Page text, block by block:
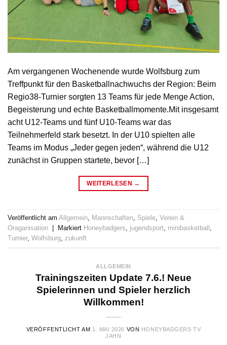
Am vergangenen Wochenende wurde Wolfsburg zum
Treffpunkt für den Basketballnachwuchs der Region: Beim
Regio38-Turnier sorgten 13 Teams für jede Menge Action,
Begeisterung und echte Basketballmomente.Mit insgesamt
acht U12-Teams und fünf U10-Teams war das
Teilnehmerfeld stark besetzt. In der U10 spielten alle
Teams im Modus „Jeder gegen jeden“, während die U12
zunächst in Gruppen startete, bevor […]
WEITERLESEN →
Veröffentlicht am Allgemein Mannschaften Spiele Verein &
Oraganisation
Markiert Honeybadgers jugendsport minibasketball
Turnier, Wolfsburg zukunft
ALLGEMEIN
Trainingszeiten Update 7.6.! Neue
Spielerinnen und Spieler herzlich
Willkommen!
VERÖFFENTLICHT AM 1. MAI 2026 VON HONEYBADGERS TV
JAHN